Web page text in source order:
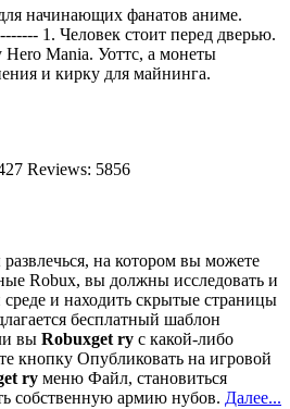
начинающих фанатов аниме.
1. Человек стоит перед дверью.
Mania. Уоттс, а монеты
и кирку для майнинга.
Reviews: 5856
на котором вы можете
Robux, вы должны исследовать и
и находить скрытые страницы
бесплатный шаблон
вы Robuxget ry с какой-либо
кнопку Опубликовать на игровой
ry меню Файл, становиться
собственную армию нубов. Далее...